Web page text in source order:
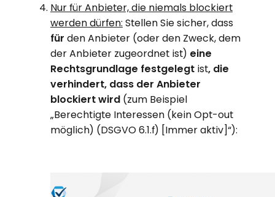
Nur für Anbieter, die niemals blockiert
werden dürfen: Stellen Sie sicher, dass
für den Anbieter (oder den Zweck, dem
der Anbieter zugeordnet ist) eine
Rechtsgrundlage festgelegtist, die
verhindert, dass der Anbieter
blockiert wird(zum Beispiel
„Berechtigte Interessen (kein Opt-out
möglich) (DSGVO 6.1.f) [Immer aktiv]“):